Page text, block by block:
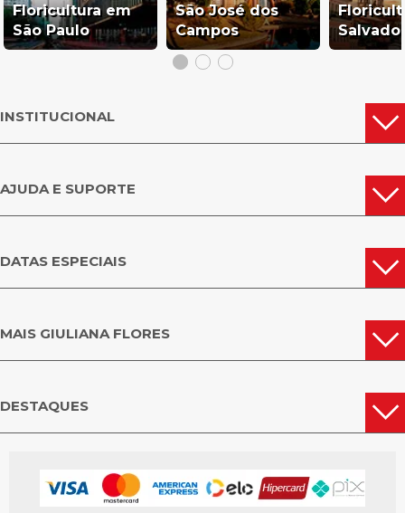
Floricultura em
São Paulo
São José dos
Campos
INSTITUCIONAL
AJUDA E SUPORTE
DATAS ESPECIAIS
MAIS GIULIANA FLORES
DESTAQUES